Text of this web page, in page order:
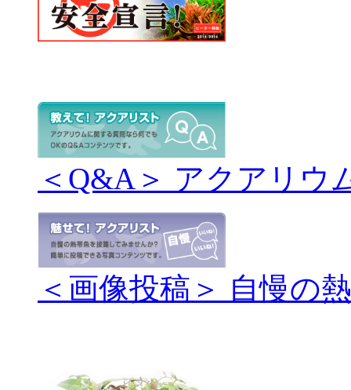
＜Q&A＞ アクアリウ
＜画像投稿＞ 自慢の